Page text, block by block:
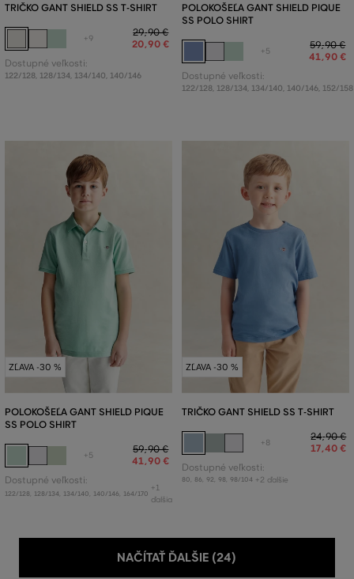
TRIČKO GANT SHIELD SS T-SHIRT
+9
29,90 €
20,90 €
Dostupné veľkosti:
122/128, 128/134 134/140 140/146
POLOKOŠEĽA GANT SHIELD PIQUE
SS POLO SHIRT
+5
59,90 €
41,90 €
Dostupné veľkosti:
122/128, 128/134 134/140 140/146, 152/158
ZĽAVA -30 %
POLOKOŠEĽA GANT SHIELD PIQUE
SS POLO SHIRT
+5
59,90 €
41,90 €
Dostupné veľkosti:
122/128 128/134 134/140 140/146 164/170
+1
ďalšia
ZĽAVA -30 %
TRIČKO GANT SHIELD SS T-SHIRT
+8
24,90 €
17,40 €
Dostupné veľkosti:
80 86 92 98 98/104 +2 ďalšie
NAČÍTAŤ ĎALŠIE (24)